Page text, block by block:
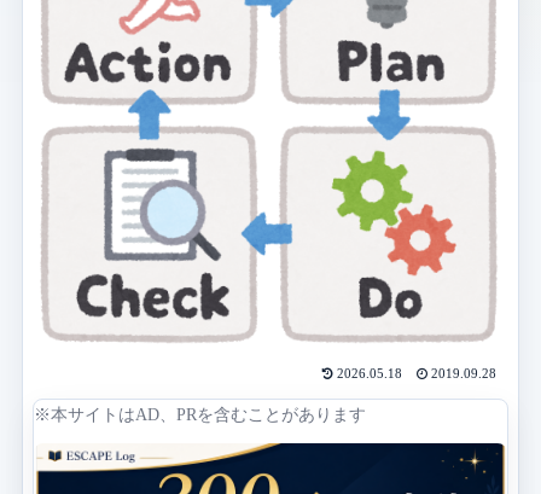
2026.05.18 2019.09.28
※本サイトはAD、PRを含むことがあります